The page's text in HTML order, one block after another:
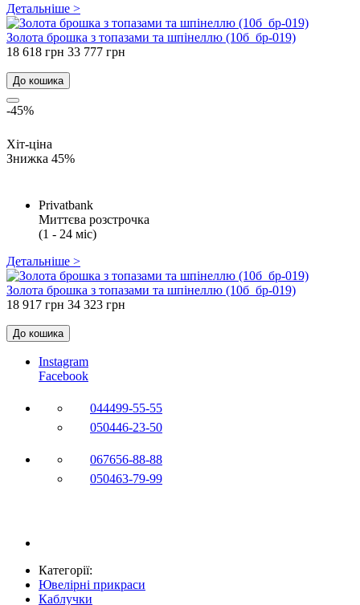
Детальніше >
Золота брошка з топазами та шпінеллю (10б_бр-019)
18 618 грн 33 777 грн
До кошика
-45%
Хіт-ціна
Знижка 45%
Privatbank
Миттєва розстрочка
(1 - 24 міс)
Детальніше >
Золота брошка з топазами та шпінеллю (10б_бр-019)
18 917 грн 34 323 грн
До кошика
Instagram
Facebook
044499-55-55
050446-23-50
067656-88-88
050463-79-99
Категорії:
Ювелірні прикраси
Каблучки